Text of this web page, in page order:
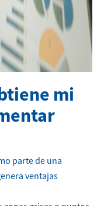
mi
parte de una
ventajas